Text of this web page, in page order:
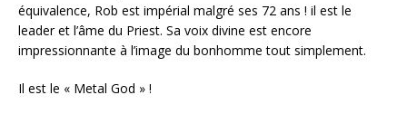
équivalence, Rob est impérial malgré ses 72 ans ! il est le
leader et l’âme du Priest. Sa voix divine est encore
impressionnante à l’image du bonhomme tout simplement.
Il est le « Metal God » !